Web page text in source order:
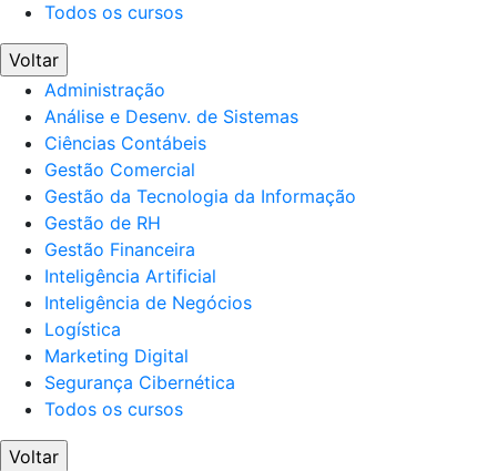
Todos os cursos
Voltar
Administração
Análise e Desenv. de Sistemas
Ciências Contábeis
Gestão Comercial
Gestão da Tecnologia da Informação
Gestão de RH
Gestão Financeira
Inteligência Artificial
Inteligência de Negócios
Logística
Marketing Digital
Segurança Cibernética
Todos os cursos
Voltar